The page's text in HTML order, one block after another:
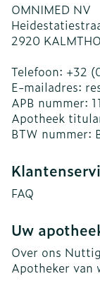
OMNIMED NV
2920
Telefoon: +32
E-mailadres:
APB nummer:
Apotheek
BTW nummer:
FAQ
Uw
Over ons
Apotheker van